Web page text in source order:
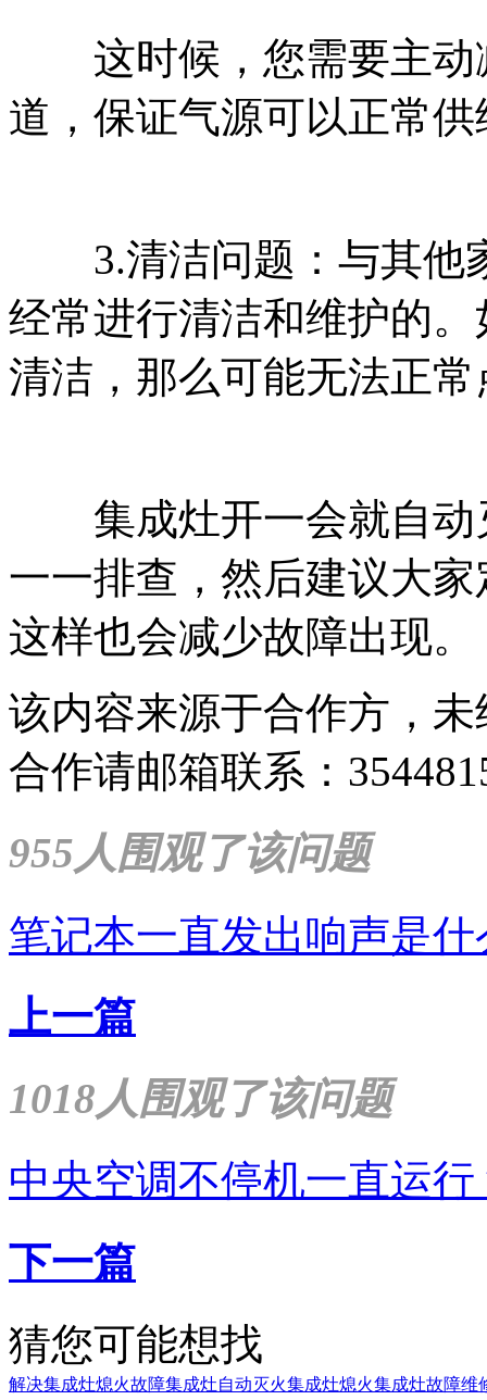
这时候，您需要主动
道，保证气源可以正常供
3.清洁问题：与其他
经常进行清洁和维护的
清洁，那么可能无法正
集成灶开一会就自动
一一排查，然后建议大
这样也会减少故障出现。
该内容来源于合作方，
合作请邮箱联系：
955人围观了该问题
笔记本一直发出响声是
上一篇
1018人围观了该问题
中央空调不停机一直运
下一篇
猜您可能想找
解决集成灶熄火故障集成灶自动灭火集成灶熄火集成灶故障维